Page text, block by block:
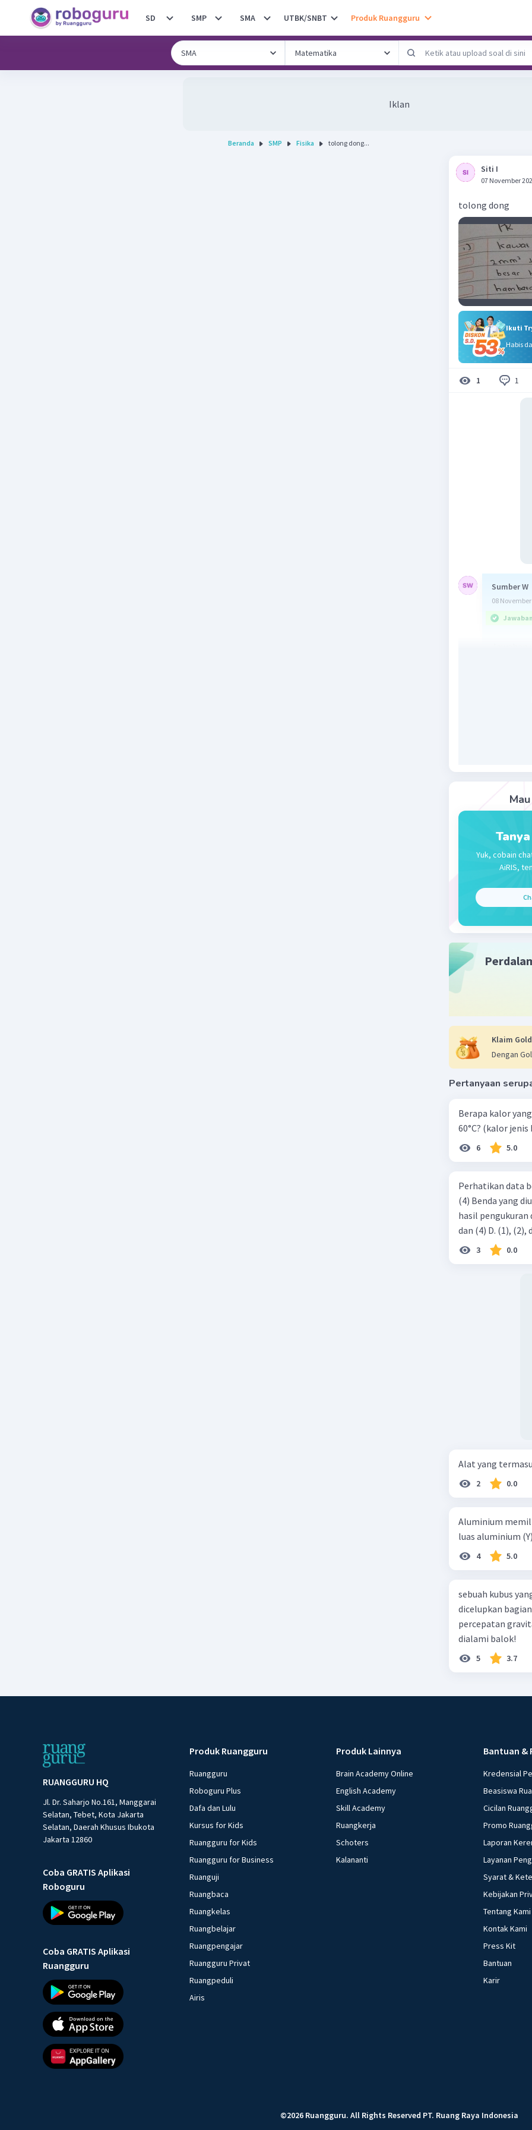
SD SMP SMA UTBK/SNBT Produk Ruangguru
Iklan
Beranda SMP Fisika tolong dong...
Siti I
07 November
tolong dong
Ikuti
Habis
1 1
Sumber W
08
Besar
= 17 x 10
Yuk, cobain
AiRIS,
Klaim
Dengan
Pertanyaan
Berapa kalor
60°C? (kalor jenis
6 5.0
Perhatikan data
(4) Benda yang
hasil pengukuran ditunjukkan
3 0.0
Alat yang
2 0.0
Aluminium
luas aluminium
4 5.0
sebuah kubus
dicelupkan
percepatan
dialami balok!
5 3.7
RUANGGURU HQ
Jl. Dr. Saharjo No.161, Manggarai
Selatan, Tebet, Kota Jakarta
Selatan, Daerah Khusus Ibukota
Jakarta 12860
Coba GRATIS Aplikasi
Roboguru
Coba GRATIS Aplikasi
Ruangguru
Produk Ruangguru
Ruangguru
Roboguru Plus
Dafa dan Lulu
Kursus for Kids
Ruangguru for Kids
Ruangguru for Business
Ruanguji
Ruangbaca
Ruangkelas
Ruangbelajar
Ruangpengajar
Ruangguru Privat
Ruangpeduli
Airis
Produk Lainnya
Brain Academy Online
English Academy
Skill Academy
Ruangkerja
Schoters
Kalananti
Bantuan &
Kredensial
Beasiswa
Cicilan
Promo
Laporan
Layanan
Syarat &
Kebijakan
Tentang Kami
Kontak Kami
Press Kit
Bantuan
Karir
©2026 Ruangguru. All Rights Reserved PT. Ruang Raya Indonesia